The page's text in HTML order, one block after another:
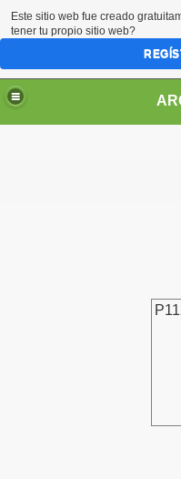
Este sitio web fue creado
tener tu propio sitio web?